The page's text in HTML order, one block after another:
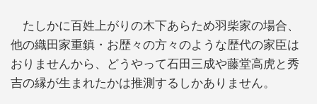
たしかに百姓上がりの木下あらため羽柴家の場合、
他の織田家重鎮・お歴々の方々のような歴代の家臣は
おりませんから、どうやって石田三成や藤堂高虎と秀
吉の縁が生まれたかは推測するしかありません。